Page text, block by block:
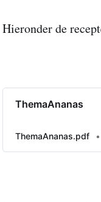
Hieronder de
ThemaAnanas
ThemaAnanas.pdf